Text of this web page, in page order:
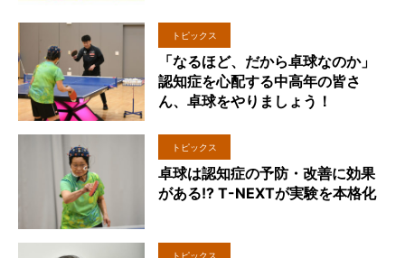
トピックス
「なるほど、だから卓球なのか」
認知症を心配する中高年の皆さ
ん、卓球をやりましょう！
トピックス
卓球は認知症の予防・改善に効果
がある!? T-NEXTが実験を本格化
トピックス